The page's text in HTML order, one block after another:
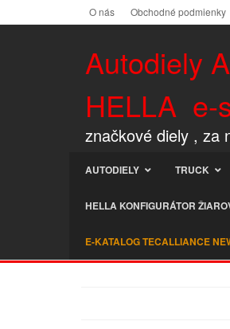
O nás Obchodné podmienky
Autodiely
HELLA e-
značkové diely , za
AUTODIELY TRUCK
HELLA KONFIGURÁTOR
E-KATALOG TECALLIANCE